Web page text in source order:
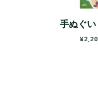
手ぬぐい
¥